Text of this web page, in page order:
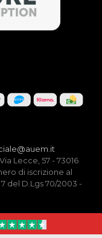
Lecce, 57 - 73016
di iscrizione al
del D.Lgs 70/2003 -